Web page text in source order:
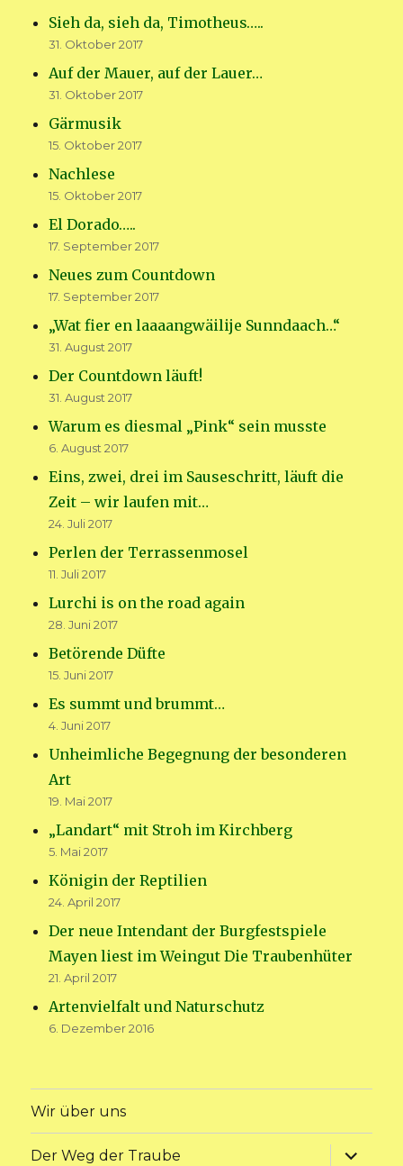
Sieh da, sieh da, Timotheus…..
31. Oktober 2017
Auf der Mauer, auf der Lauer…
31. Oktober 2017
Gärmusik
15. Oktober 2017
Nachlese
15. Oktober 2017
El Dorado…..
17. September 2017
Neues zum Countdown
17. September 2017
„Wat fier en laaaangwäilije Sunndaach…“
31. August 2017
Der Countdown läuft!
31. August 2017
Warum es diesmal „Pink“ sein musste
6. August 2017
Eins, zwei, drei im Sauseschritt, läuft die
Zeit – wir laufen mit…
24. Juli 2017
Perlen der Terrassenmosel
11. Juli 2017
Lurchi is on the road again
28. Juni 2017
Betörende Düfte
15. Juni 2017
Es summt und brummt…
4. Juni 2017
Unheimliche Begegnung der besonderen
Art
19. Mai 2017
„Landart“ mit Stroh im Kirchberg
5. Mai 2017
Königin der Reptilien
24. April 2017
Der neue Intendant der Burgfestspiele
Mayen liest im Weingut Die Traubenhüter
21. April 2017
Artenvielfalt und Naturschutz
6. Dezember 2016
Wir über uns
Der Weg der Traube